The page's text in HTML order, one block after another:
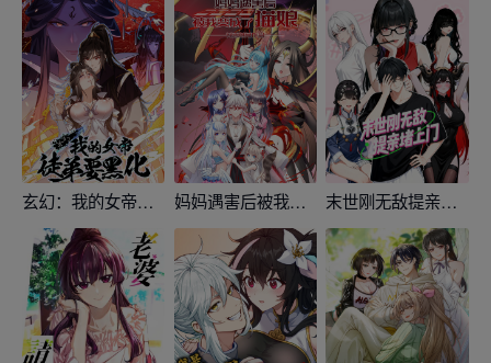
玄幻：我的女帝徒弟要黑化 妈妈遇害后被我变成了猫娘 末世刚无敌提亲堵上门